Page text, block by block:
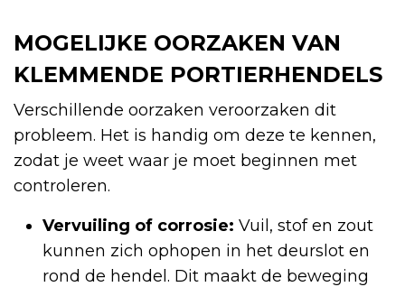
MOGELIJKE OORZAKEN VAN
KLEMMENDE PORTIERHENDELS
Verschillende oorzaken veroorzaken dit
probleem. Het is handig om deze te kennen,
zodat je weet waar je moet beginnen met
controleren.
Vervuiling of corrosie: Vuil, stof en zout
kunnen zich ophopen in het deurslot en
rond de hendel. Dit maakt de beweging